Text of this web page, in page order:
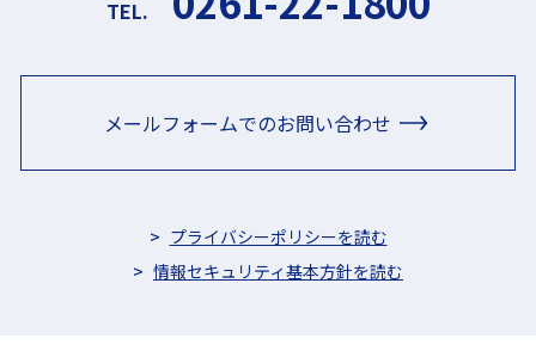
TEL.
メールフォームでのお問い合わせ
プライバシーポリシーを読む
情報セキュリティ基本方針を読む